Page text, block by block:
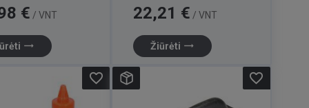
€ / VNT
trending_flat
Kaina
22,21 € / VNT
Žiūrėti trending_flat
favorite_border favorite_border